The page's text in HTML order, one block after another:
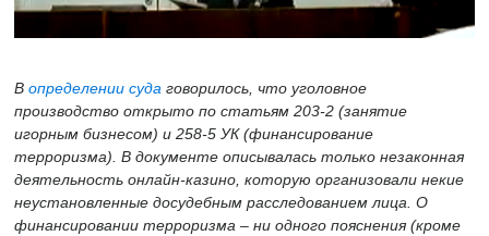
В определении суда говорилось, что уголовное
производство открыто по статьям 203-2 (занятие
игорным бизнесом) и 258-5 УК(финансирование
терроризма). В документе описывалась только незаконная
деятельность онлайн-казино , которую организовали некие
неустановленные досудебным расследованием лица . О
финансировании терроризма – ни одного пояснения (кроме